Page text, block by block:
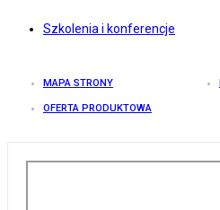
Szkolenia i konferencje
MAPA STRONY
OFERTA PRODUKTOWA